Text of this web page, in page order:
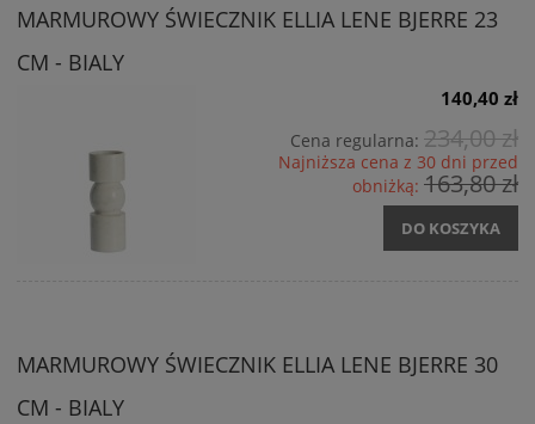
MARMUROWY ŚWIECZNIK ELLIA LENE BJERRE 23
CM - BIALY
140,40 zł
Cena regularna: 234,00 zł
Najniższa cena z 30 dni przed
obniżką: 163,80 zł
DO KOSZYKA
MARMUROWY ŚWIECZNIK ELLIA LENE BJERRE 30
CM - BIALY